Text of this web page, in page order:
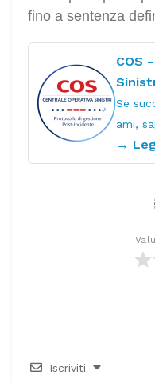
fino a sentenza
COS
Se
ami,
→
Iscriviti